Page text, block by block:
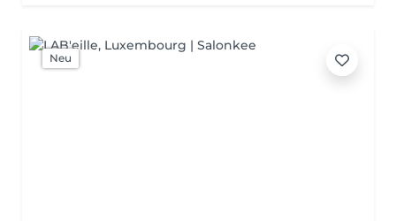
Neu